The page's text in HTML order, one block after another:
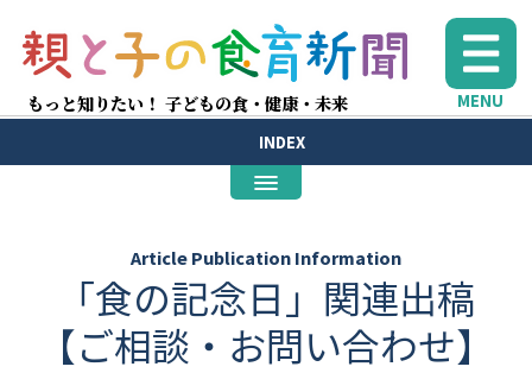
もっと知りたい！ 子どもの食・健康・未来
MENU
INDEX
Article Publication Information
「食の記念日」関連出稿
【ご相談・お問い合わせ】